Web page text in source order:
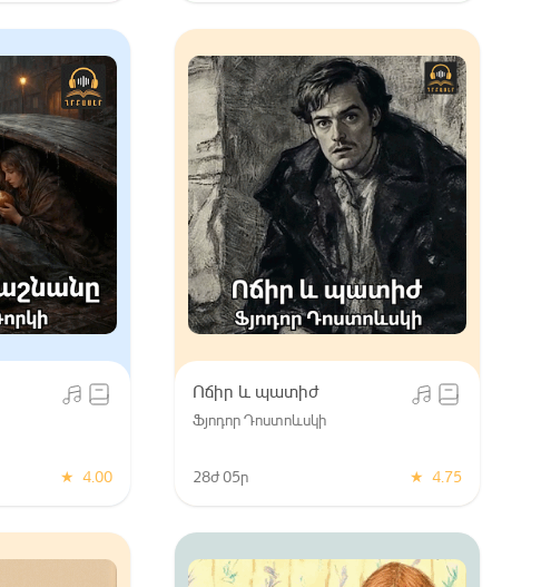
★ 4.00
Ոճիր և պատիժ
Ֆյոդոր Դոստոևսկի
28ժ 05ր ★ 4.75